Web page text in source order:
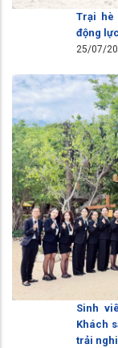
Trại hè
động
25/07/
Sinh
Khách
trải